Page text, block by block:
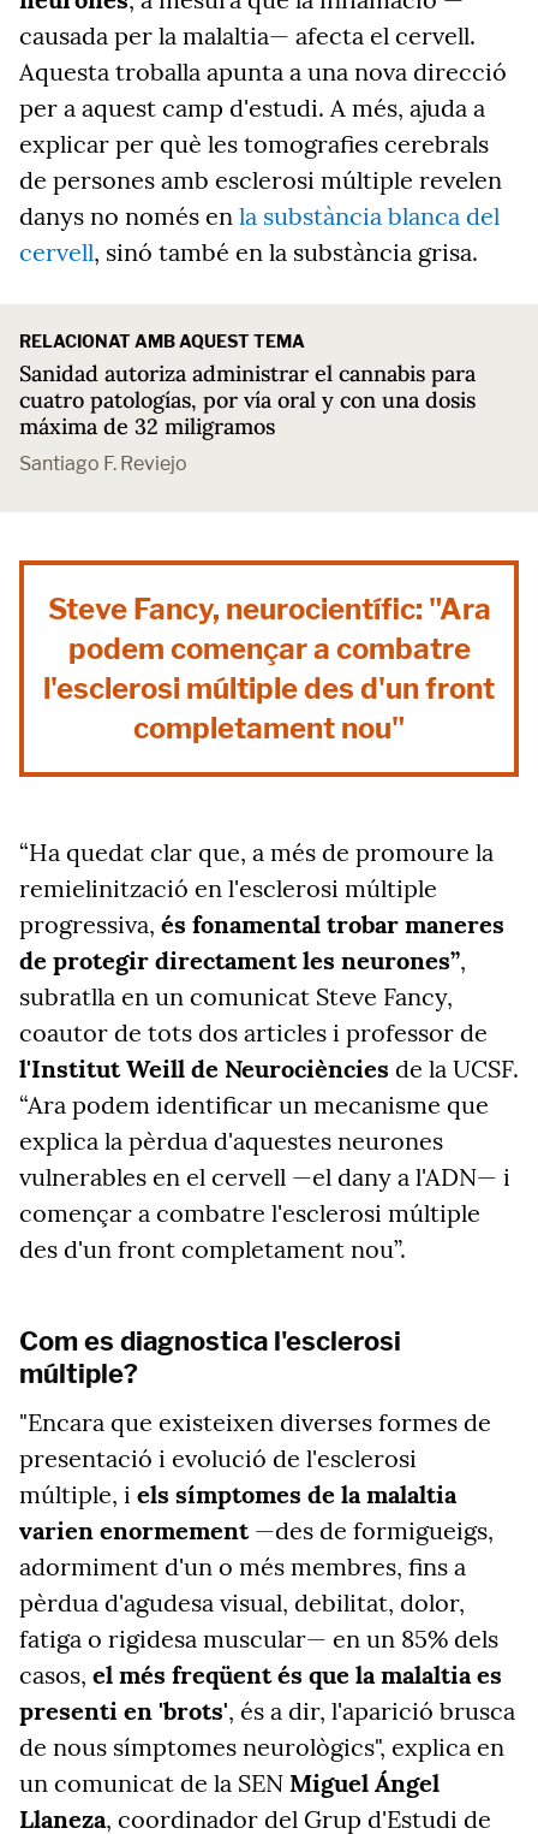
causada per la malaltia— afecta el cervell.
Aquesta troballa apunta a una nova direcció
per a aquest camp d'estudi. A més, ajuda a
explicar per què les tomografies cerebrals
de persones amb esclerosi múltiple revelen
danys no només en la substància blanca del
cervell, sinó també en la substància grisa.
RELACIONAT AMB AQUEST TEMA
Sanidad autoriza administrar el cannabis para
cuatro patologías, por vía oral y con una dosis
máxima de 32 miligramos
Santiago F. Reviejo
Steve Fancy, neurocientífic: "Ara
podem començar a combatre
l'esclerosi múltiple des d'un front
completament nou"
“Ha quedat clar que, a més de promoure la
remielinització en l'esclerosi múltiple
progressiva, és fonamental trobar maneres
de protegir directament les neurones”,
subratlla en un comunicat Steve Fancy,
coautor de tots dos articles i professor de
l'Institut Weill de Neurociències de la UCSF.
“Ara podem identificar un mecanisme que
explica la pèrdua d'aquestes neurones
vulnerables en el cervell —el dany a l'ADN— i
començar a combatre l'esclerosi múltiple
des d'un front completament nou”.
Com es diagnostica l'esclerosi
múltiple?
"Encara que existeixen diverses formes de
presentació i evolució de l'esclerosi
múltiple, i els símptomes de la malaltia
varien enormement—des de formigueigs,
adormiment d'un o més membres, fins a
pèrdua d'agudesa visual, debilitat, dolor,
fatiga o rigidesa muscular— en un 85% dels
casos, el més freqüent és que la malaltia es
presenti en 'brots', és a dir, l'aparició brusca
de nous símptomes neurològics", explica en
un comunicat de la SEN Miguel Ángel
Llaneza, coordinador del Grup d'Estudi de